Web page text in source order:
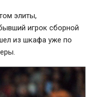
элиты,
игрок сборной
из шкафа уже по